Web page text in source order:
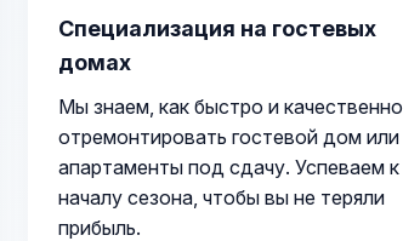
Специализация на гостевых
домах
Мы знаем, как быстро и качественно
отремонтировать гостевой дом или
апартаменты под сдачу. Успеваем к
началу сезона, чтобы вы не теряли
прибыль.